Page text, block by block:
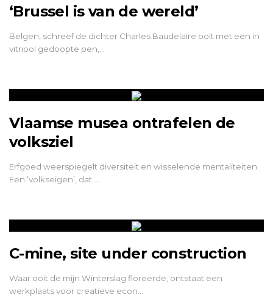
‘Brussel is van de wereld’
Belgen, schreef de dichter Charles Baudelaire ooit met een in
vitriool gedoopte pen,…
Vlaamse musea ontrafelen de
volksziel
Erfgoed weerspiegelt diversiteit en wisselende mentaliteiten.
Een ‘volkseigen’, dat …
C-mine, site under construction
Waar ooit de mijn Winterslag floreerde, ontstaat een
werkplaats voor creatieve econ…